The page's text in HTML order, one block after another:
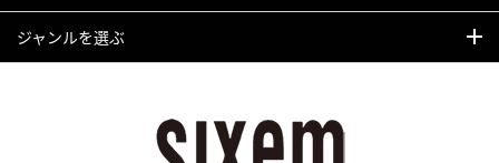
ジャンルを選ぶ